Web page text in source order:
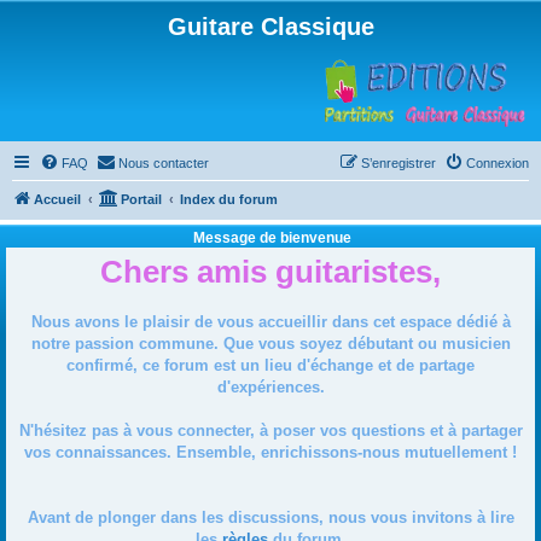
Guitare Classique
FAQ Nous contacter Connexion
S’enregistrer
Accueil Portail Index du forum
Message de bienvenue
Chers amis guitaristes,
Nous avons le plaisir de vous accueillir dans cet espace dédié à
notre passion commune. Que vous soyez débutant ou musicien
confirmé, ce forum est un lieu d'échange et de partage
d'expériences.
N'hésitez pas à vous connecter, à poser vos questions et à partager
vos connaissances. Ensemble, enrichissons-nous mutuellement !
Avant de plonger dans les discussions, nous vous invitons à lire